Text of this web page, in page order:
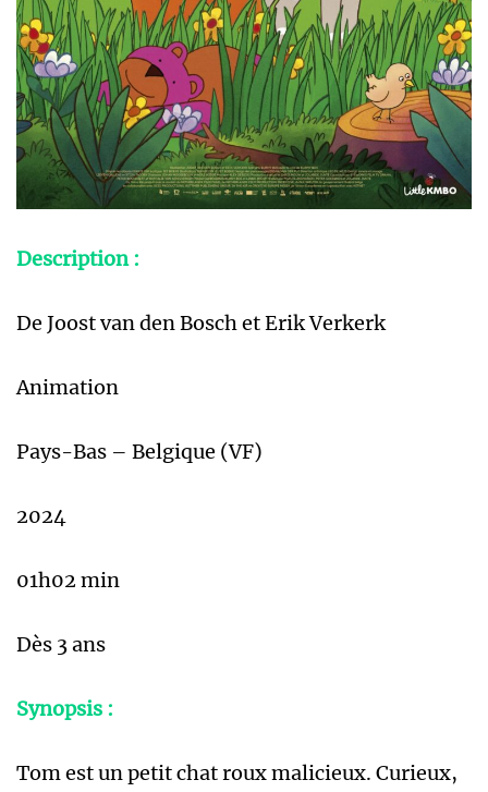
Description :
De Joost van den Bosch et Erik Verkerk
Animation
Pays-Bas – Belgique (VF)
2024
01h02 min
Dès 3 ans
Synopsis :
Tom est un petit chat roux malicieux. Curieux,